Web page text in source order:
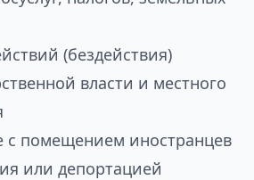
(бездействия)
власти и местного
с помещением иностранцев
или депортацией